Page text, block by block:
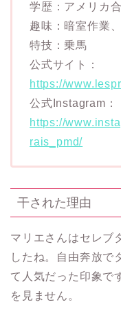
学歴：アメリカ
趣味：暗室作業
特技：乗馬
公式サイト：
https://
公式Instagram：
https://
rais_pmd/
干された理由
マリエさんはセレブ
したね。自由奔放で
て人気だった印象で
を見ません。